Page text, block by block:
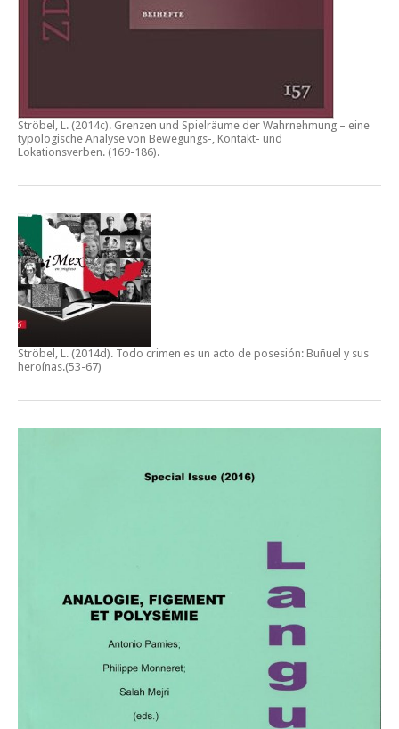
Ströbel, L. (2014c). Grenzen und Spielräume der Wahrnehmung – eine
typologische Analyse von Bewegungs-, Kontakt- und
Lokationsverben. (169-186).
Ströbel, L. (2014d). Todo crimen es un acto de posesión: Buñuel y sus
heroínas.(53-67)